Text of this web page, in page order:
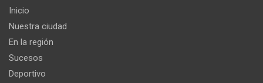
Inicio
Nuestra ciudad
En la región
Sucesos
Deportivo